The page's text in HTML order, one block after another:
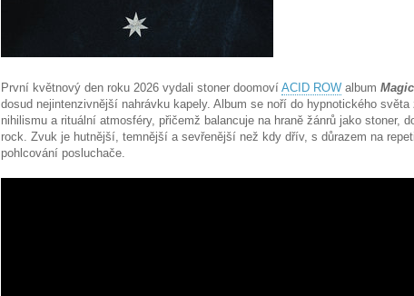
První květnový den roku 2026 vydali stoner doomoví ACID ROW album
dosud nejintenzivnější nahrávku kapely. Album se noří do hypnotického světa
nihilismu a rituální atmosféry, přičemž balancuje na hraně žánrů jako stoner,
rock. Zvuk je hutnější, temnější a sevřenější než kdy dřív, s důrazem na
pohlcování posluchače.